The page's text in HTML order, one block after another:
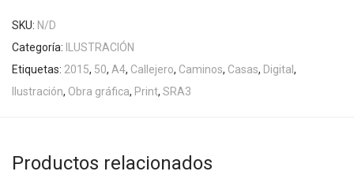
SKU: N/D
Categoría:
ILUSTRACIÓN
Etiquetas: 2015, 50, A4, Callejero, Caminos, Casas, Digital ,
Ilustración, Obra gráfica, Print, SRA3
Productos relacionados